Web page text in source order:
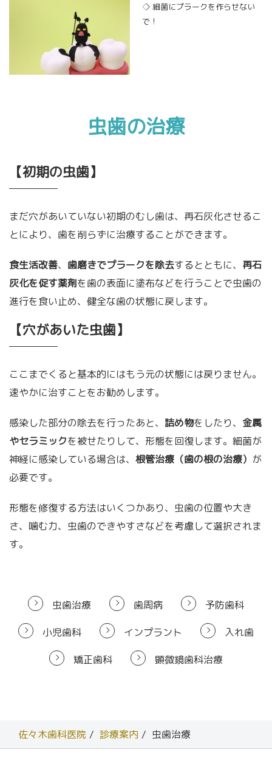
◇ 細菌にプラークを作らせない
で！
虫歯の治療
【初期の虫歯】
まだ穴があいていない初期のむし歯は、再石灰化させるこ
とにより、歯を削らずに治療することができます。
食生活改善、 歯磨きでプラークを除去するとともに、 再石
灰化を促す薬剤を歯の表面に塗布などを行うことで虫歯の
進行を食い止め、健全な歯の状態に戻します。
【穴があいた虫歯】
ここまでくると基本的にはもう元の状態には戻りません。
速やかに治すことをお勧めします。
感染した部分の除去を行ったあと、 詰め物をしたり、 金属
やセラミックを被せたりして、形態を回復します。細菌が
神経に感染している場合は、 根管治療（歯の根の治療） が
必要です。
形態を修復する方法はいくつかあり、虫歯の位置や大き
さ、噛む力、虫歯のできやすさなどを考慮して選択されま
す。
虫歯治療 歯周病 予防歯科
小児歯科 インプラント 入れ歯
矯正歯科 顕微鏡歯科治療
佐々木歯科医院 診療案内 虫歯治療